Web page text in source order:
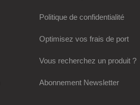
Politique de confidentialité
Optimisez vos frais de port
Vous recherchez un produit ?
Abonnement Newsletter